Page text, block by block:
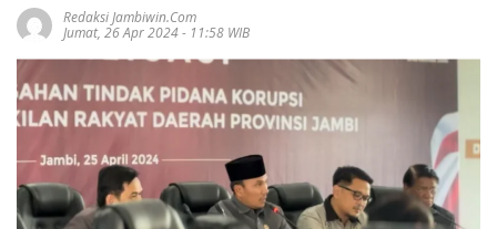
Redaksi Jambiwin.com
Jumat, 26 Apr 2024 - 11:58 WIB